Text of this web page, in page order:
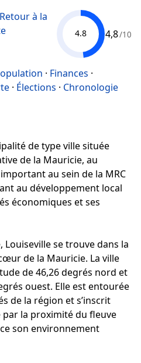
à la
4.8 4,8/10
· Finances ·
· Élections · Chronologie
de type ville située
de la Mauricie, au
au sein de la MRC
au développement local
économiques et ses
se trouve dans la
de la Mauricie. La ville
de 46,26 degrés nord et
ouest. Elle est entourée
de la région et s’inscrit
la proximité du fleuve
son environnement